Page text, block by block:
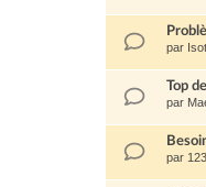
par
Top
par
par